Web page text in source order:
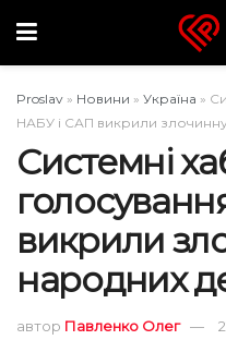
Proslav » Новини » Україна »
НАБУ і САП викрили злочинну
Системні
викрили
народних
автор Павленко Олег